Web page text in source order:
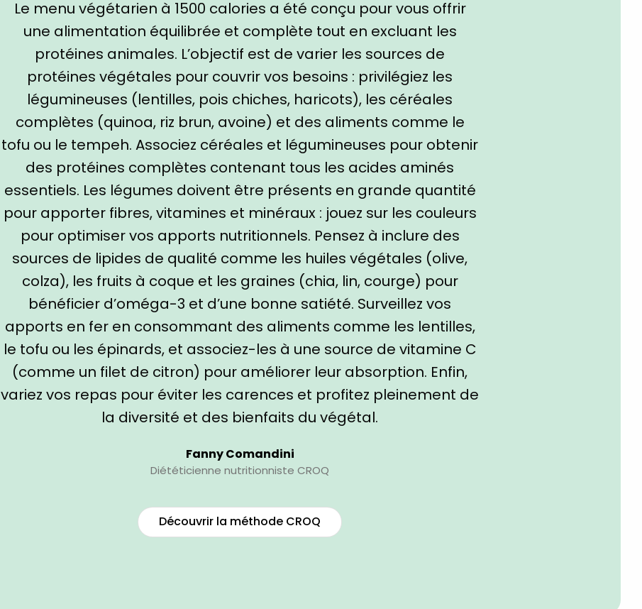
Le menu végétarien à 1500 calories a été conçu pour vous offrir
une alimentation équilibrée et complète tout en excluant les
protéines animales. L’objectif est de varier les sources de
protéines végétales pour couvrir vos besoins : privilégiez les
légumineuses (lentilles, pois chiches, haricots), les céréales
complètes (quinoa, riz brun, avoine) et des aliments comme le
tofu ou le tempeh. Associez céréales et légumineuses pour obtenir
des protéines complètes contenant tous les acides aminés
essentiels. Les légumes doivent être présents en grande quantité
pour apporter fibres, vitamines et minéraux : jouez sur les couleurs
pour optimiser vos apports nutritionnels. Pensez à inclure des
sources de lipides de qualité comme les huiles végétales (olive,
colza), les fruits à coque et les graines (chia, lin, courge) pour
bénéficier d’oméga-3 et d’une bonne satiété. Surveillez vos
apports en fer en consommant des aliments comme les lentilles,
le tofu ou les épinards, et associez-les à une source de vitamine C
(comme un filet de citron) pour améliorer leur absorption. Enfin,
variez vos repas pour éviter les carences et profitez pleinement de
la diversité et des bienfaits du végétal.
Fanny Comandini
Diététicienne nutritionniste CROQ
Découvrir la méthode CROQ